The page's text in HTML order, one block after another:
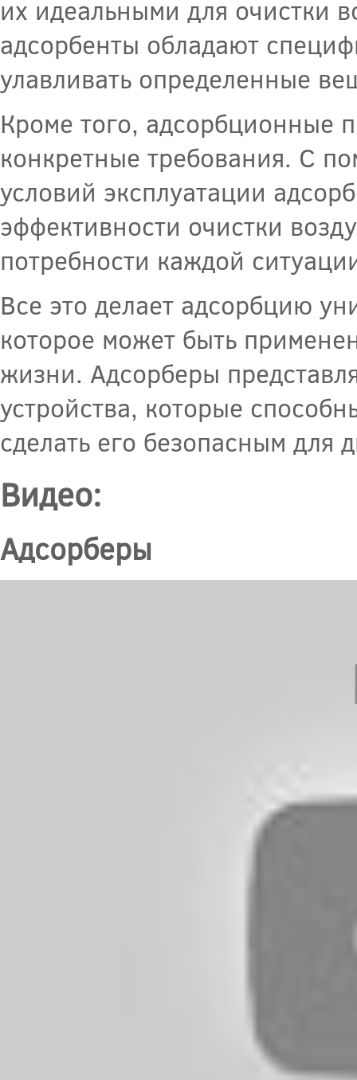
их идеальными для очистки
адсорбенты обладают
улавливать определенные
Кроме того, адсорбционные
конкретные требования. С
условий эксплуатации
эффективности очистки
потребности каждой
Все это делает адсорбцию
которое может быть
жизни. Адсорберы
устройства, которые
сделать его безопасным для
Видео:
Адсорберы